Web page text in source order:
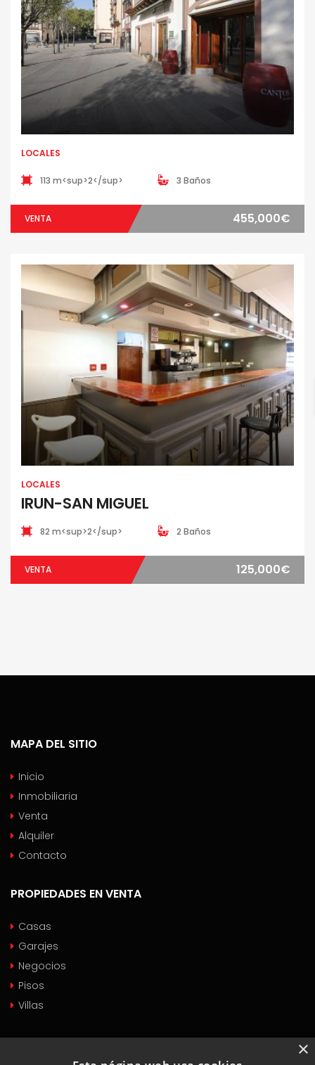
LOCALES
113 m<sup>2</sup> 3 Baños
VENTA 455,000€
LOCALES
IRUN-SAN MIGUEL
82 m<sup>2</sup> 2 Baños
VENTA 125,000€
MAPA DEL SITIO
Inicio
Inmobiliaria
Venta
Alquiler
Contacto
PROPIEDADES EN VENTA
Casas
Garajes
Negocios
Pisos
Villas
×